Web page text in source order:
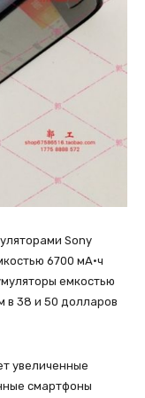
Sony
6700 мА•ч
емкостью
в 38 и 50 долларов
увеличенные
смартфоны